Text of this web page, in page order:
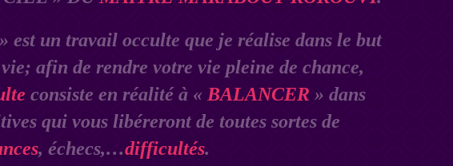
un travail occulte que je réalise dans le but
afin de rendre votre vie pleine de chance,
consiste en réalité à «BALANCER » dans
qui vous libéreront de toutes sortes de
, échecs,…difficultés.